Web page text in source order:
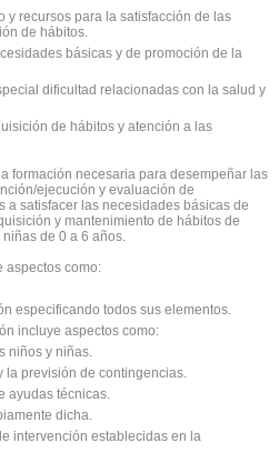
y recursos para la satisfacción de las
de hábitos.
básicas y de promoción de la
dificultad relacionadas con la salud y
de hábitos y atención a las
formación necesaria para desempeñar las
ejecución y evaluación de
a satisfacer las necesidades básicas de
y mantenimiento de hábitos de
de 0 a 6 años.
aspectos como:
especificando todos sus elementos.
incluye aspectos como:
niños y niñas.
previsión de contingencias.
ayudas técnicas.
dicha.
intervención establecidas en la